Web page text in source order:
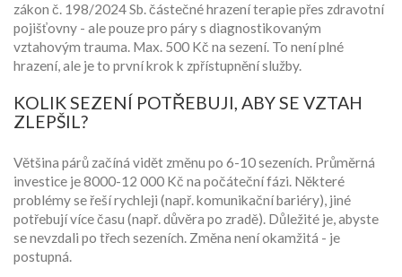
zákon č. 198/2024 Sb. částečné hrazení terapie přes zdravotní
pojišťovny - ale pouze pro páry s diagnostikovaným
vztahovým trauma. Max. 500 Kč na sezení. To není plné
hrazení, ale je to první krok k zpřístupnění služby.
KOLIK SEZENÍ POTŘEBUJI, ABY SE VZTAH
ZLEPŠIL?
Většina párů začíná vidět změnu po 6-10 sezeních. Průměrná
investice je 8000-12 000 Kč na počáteční fázi. Některé
problémy se řeší rychleji (např. komunikační bariéry), jiné
potřebují více času (např. důvěra po zradě). Důležité je, abyste
se nevzdali po třech sezeních. Změna není okamžitá - je
postupná.